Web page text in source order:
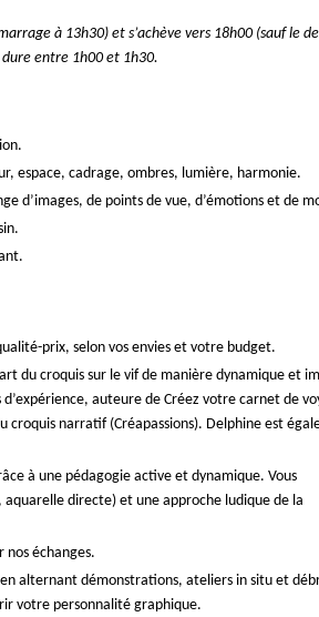
à 13h30) et s’achève vers 18h00 (sauf le
dure entre 1h00 et 1h30.
espace, cadrage, ombres, lumière, harmonie.
d’images, de points de vue, d’émotions et de
prix, selon vos envies et votre budget.
du croquis sur le vif de manière dynamique et
auteure de Créez votre carnet de
croquis narratif (Créapassions). Delphine est
à une pédagogie active et dynamique. Vous
directe) et une approche ludique de la
échanges.
alternant démonstrations, ateliers in situ et
votre personnalité graphique.